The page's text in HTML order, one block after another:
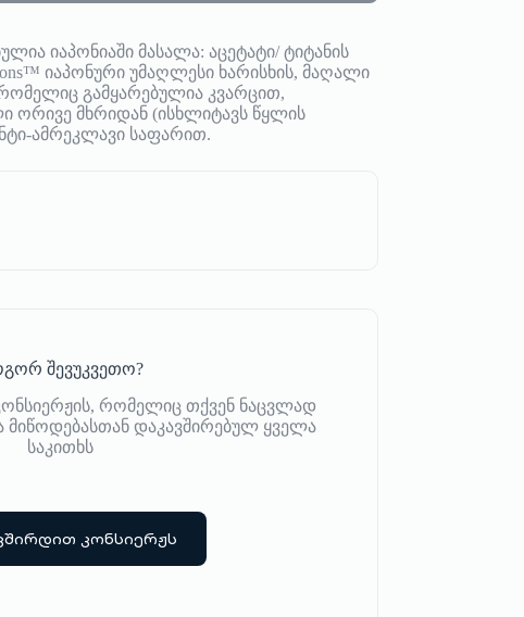
იაპონიაში მასალა: აცეტატი/ ტიტანის
იაპონური უმაღლესი ხარისხის, მაღალი
გამყარებულია კვარცით,
მხრიდან (ისხლიტავს წყლის
ამრეკლავი საფარით.
შევუკვეთო?
რომელიც თქვენ ნაცვლად
მიწოდებასთან დაკავშირებულ ყველა
საკითხს
კონსიერჟს